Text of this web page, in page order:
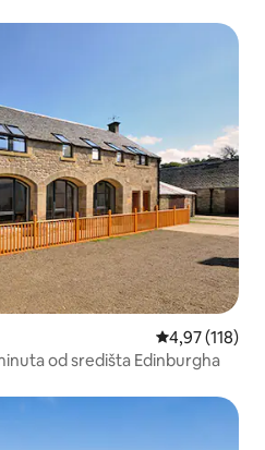
oznakom „Odabrali gosti”
Prosječna
4,97 (118)
od središta Edinburgha